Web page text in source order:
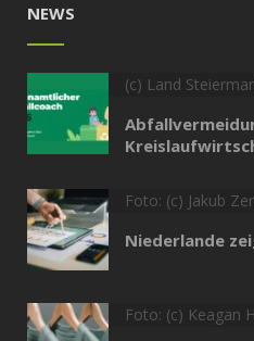
NEWS
(c) Land
Foto: (c) Jakub
Niederlande
Foto: (c) Keagan